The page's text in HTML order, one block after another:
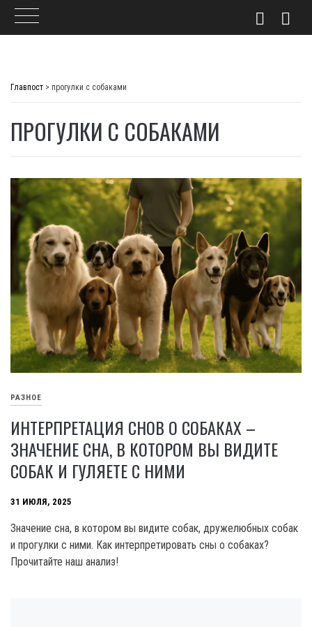
Главпост > прогулки с собаками
ПРОГУЛКИ С СОБАКАМИ
РАЗНОЕ
ИНТЕРПРЕТАЦИЯ СНОВ О СОБАКАХ –
ЗНАЧЕНИЕ СНА, В КОТОРОМ ВЫ ВИДИТЕ
СОБАК И ГУЛЯЕТЕ С НИМИ
31 ИЮЛЯ, 2025
Значение сна, в котором вы видите собак, дружелюбных собак
и прогулки с ними. Как интерпретировать сны о собаках?
Прочитайте наш анализ!